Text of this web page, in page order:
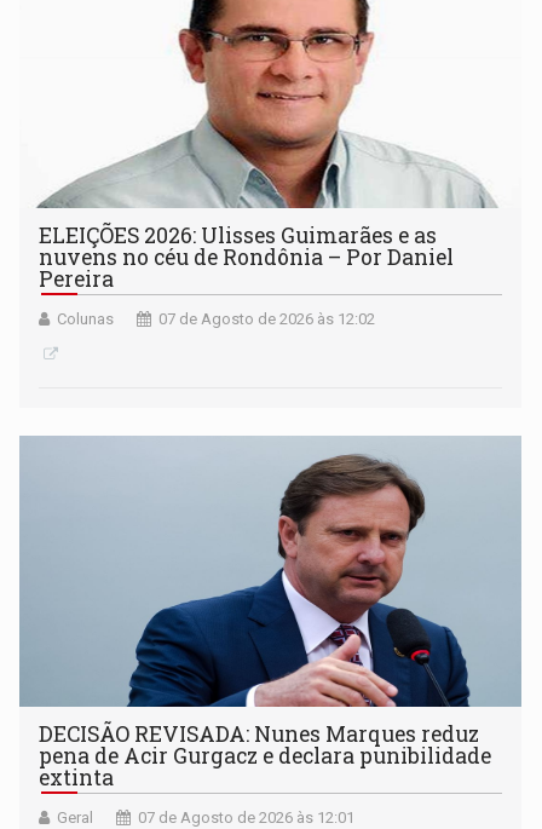
ELEIÇÕES 2026: Ulisses Guimarães e as
nuvens no céu de Rondônia – Por Daniel
Pereira
Colunas 07 de Agosto de 2026 às 12:02
DECISÃO REVISADA: Nunes Marques reduz
pena de Acir Gurgacz e declara punibilidade
extinta
Geral 07 de Agosto de 2026 às 12:01